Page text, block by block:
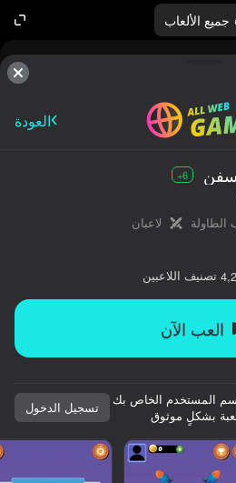
جميع الألعاب
كلها لك.
العودة
6+
الطاولة
لاعبان
4,2 تصنيف اللاعبين
العب الآن
المستخدم الخاص بك
بشكلٍ موثوق
تسجيل الدخول